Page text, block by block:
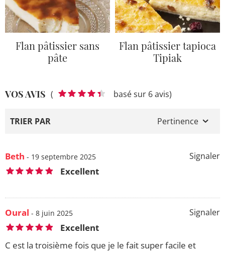
Flan pâtissier sans
pâte
Flan pâtissier tapioca
Tipiak
VOS AVIS ( basé sur 6 avis)
TRIER PAR Pertinence
Signaler
Beth - 19 septembre 2025
Excellent
Signaler
Oural - 8 juin 2025
Excellent
C est la troisième fois que je le fait super facile et